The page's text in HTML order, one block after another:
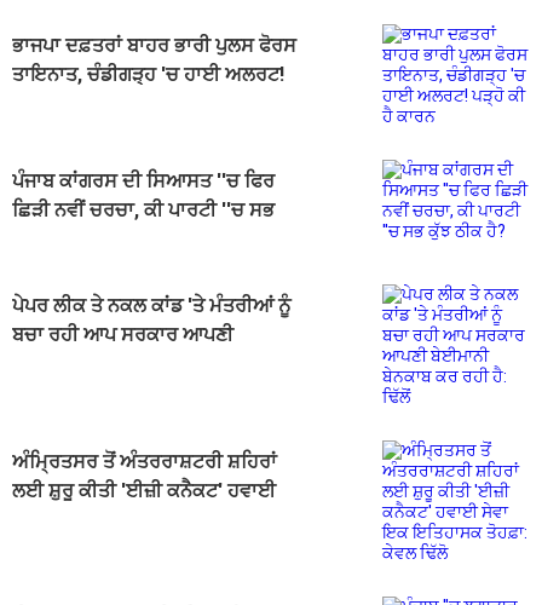
ਭਾਜਪਾ ਦਫ਼ਤਰਾਂ ਬਾਹਰ ਭਾਰੀ ਪੁਲਸ ਫੋਰਸ
ਤਾਇਨਾਤ, ਚੰਡੀਗੜ੍ਹ 'ਚ ਹਾਈ ਅਲਰਟ!
ਪੰਜਾਬ ਕਾਂਗਰਸ ਦੀ ਸਿਆਸਤ ''ਚ ਫਿਰ
ਛਿੜੀ ਨਵੀਂ ਚਰਚਾ, ਕੀ ਪਾਰਟੀ ''ਚ ਸਭ
ਪੇਪਰ ਲੀਕ ਤੇ ਨਕਲ ਕਾਂਡ 'ਤੇ ਮੰਤਰੀਆਂ ਨੂੰ
ਬਚਾ ਰਹੀ ਆਪ ਸਰਕਾਰ ਆਪਣੀ
ਅੰਮ੍ਰਿਤਸਰ ਤੋਂ ਅੰਤਰਰਾਸ਼ਟਰੀ ਸ਼ਹਿਰਾਂ
ਲਈ ਸ਼ੁਰੂ ਕੀਤੀ 'ਈਜ਼ੀ ਕਨੈਕਟ' ਹਵਾਈ